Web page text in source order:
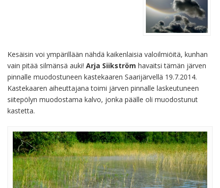
Kesäisin voi ympärillään nähdä kaikenlaisia valoilmiöitä, kunhan
vain pitää silmänsä auki! Arja Siikström havaitsi tämän järven
pinnalle muodostuneen kastekaaren Saarijärvellä 19.7.2014.
Kastekaaren aiheuttajana toimi järven pinnalle laskeutuneen
siitepölyn muodostama kalvo, jonka päälle oli muodostunut
kastetta.